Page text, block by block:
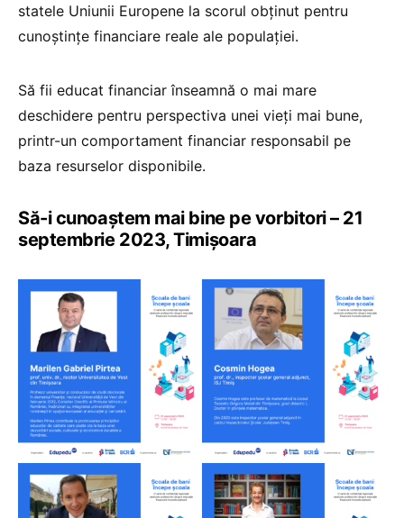
statele Uniunii Europene la scorul obținut pentru
cunoștințe financiare reale ale populației.
Să fii educat financiar înseamnă o mai mare
deschidere pentru perspectiva unei vieți mai bune,
printr-un comportament financiar responsabil pe
baza resurselor disponibile.
Să-i cunoaștem mai bine pe vorbitori – 21
septembrie 2023, Timișoara